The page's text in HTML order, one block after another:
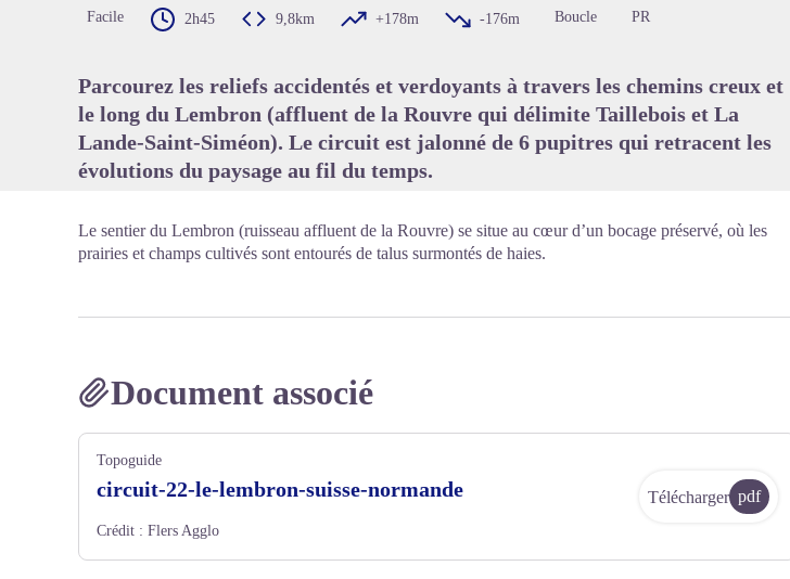
Facile 2h45 9,8km +178m -176m Boucle PR
Parcourez les reliefs accidentés et verdoyants à travers les chemins creux et
le long du Lembron (affluent de la Rouvre qui délimite Taillebois et La
Lande-Saint-Siméon). Le circuit est jalonné de 6 pupitres qui retracent les
évolutions du paysage au fil du temps.
Le sentier du Lembron (ruisseau affluent de la Rouvre) se situe au cœur d’un bocage préservé, où les
prairies et champs cultivés sont entourés de talus surmontés de haies.
Document associé
Topoguide
circuit-22-le-lembron-suisse-normande
Crédit : Flers Agglo
Télécharger pdf